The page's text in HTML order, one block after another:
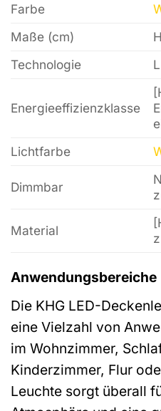
Farbe
Maße (cm)
Technologie
Energieeffizienzklasse
Lichtfarbe
Dimmbar
Material
Anwendungsbereiche
Die KHG LED-
eine Vielzahl von
im Wohnzimmer,
Kinderzimmer, Flur
Leuchte sorgt überall